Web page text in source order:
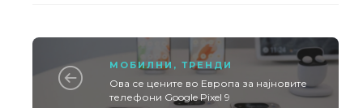
МОБИЛНИ , ТРЕНДИ
Ова се цените во Европа за најновите
телефони Google Pixel 9